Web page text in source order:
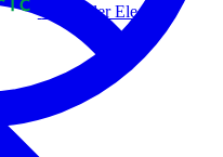
Schneider Electric